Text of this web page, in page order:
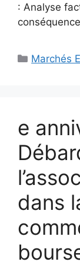
: Analyse
Marchés
e
dans